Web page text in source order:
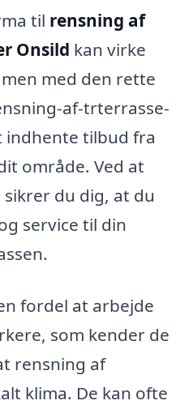
til rensning af
Onsild kan virke
med den rette
af-trterrasse-
indhente tilbud fra
område. Ved at
du dig, at du
service til din
fordel at arbejde
som kender de
rensning af
klima. De kan ofte